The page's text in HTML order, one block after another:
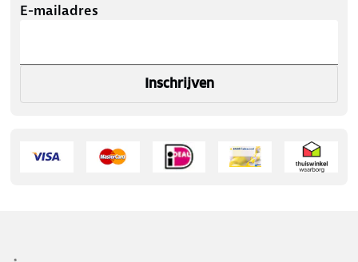
E-mailadres
Inschrijven